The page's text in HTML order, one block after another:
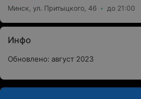
Минск, ул. Притыцкого, 46 до 21:00
Инфо
Обновлено: август 2023